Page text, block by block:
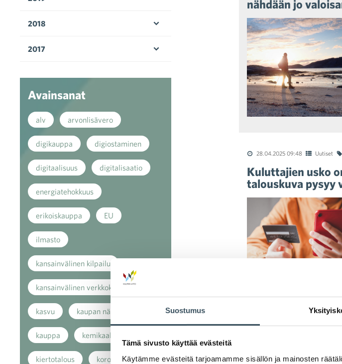
Suostumus
Tämä sivusto käyttää evästeitä
Käytämme evästeitä tarjoamamme sisällön ja mainosten
nähdään jo
28.04.2025 09:48 Uutiset
Kuluttajien usko
talouskuva pysyy
Kuluttajien
2018
2017
Avainsanat
alv arvonlisävero
digikauppa digiostaminen
digitaalisuus digitalisaatio
energiatehokkuus
erikoiskauppa EU
ilmasto
kansainvälinen kilpailu
kansainvälinen verkkokauppa
kasvu kaupan näkymät
kauppa kemikaalit
kiertotalous koronavirus